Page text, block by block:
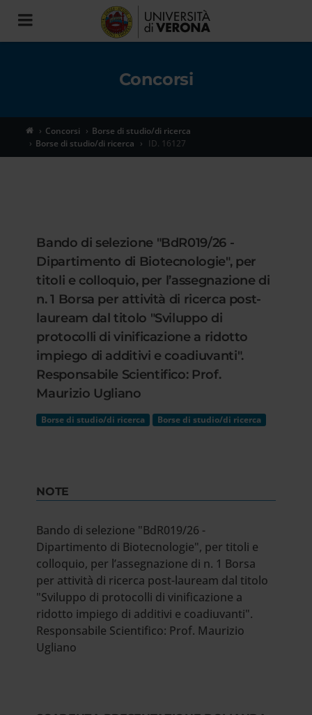
Toggle
navigation
Concorsi
Concorsi
Borse di studio/di ricerca
Borse di studio/di ricerca
ID. 16127
Bando di selezione "BdR019/26 -
Dipartimento di Biotecnologie", per
titoli e colloquio, per l’assegnazione di
n. 1 Borsa per attività di ricerca post-
lauream dal titolo "Sviluppo di
protocolli di vinificazione a ridotto
impiego di additivi e coadiuvanti".
Responsabile Scientifico: Prof.
Maurizio Ugliano
Borse di studio/di ricerca Borse di studio/di ricerca
NOTE
Bando di selezione "BdR019/26 -
Dipartimento di Biotecnologie", per titoli e
colloquio, per l’assegnazione di n. 1 Borsa
per attività di ricerca post-lauream dal titolo
"Sviluppo di protocolli di vinificazione a
ridotto impiego di additivi e coadiuvanti".
Responsabile Scientifico: Prof. Maurizio
Ugliano